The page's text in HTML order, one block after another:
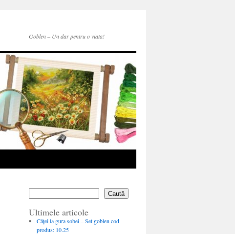
Goblen – Un dar pentru o viata!
Caută
Ultimele articole
Căţei la gura sobei – Set goblen cod
produs: 10.25